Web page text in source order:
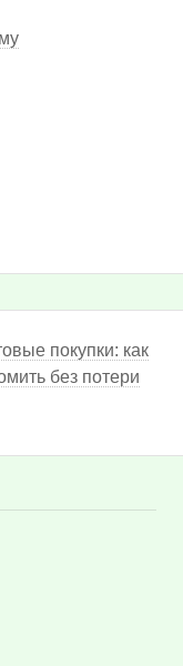
покупки: как
без потери